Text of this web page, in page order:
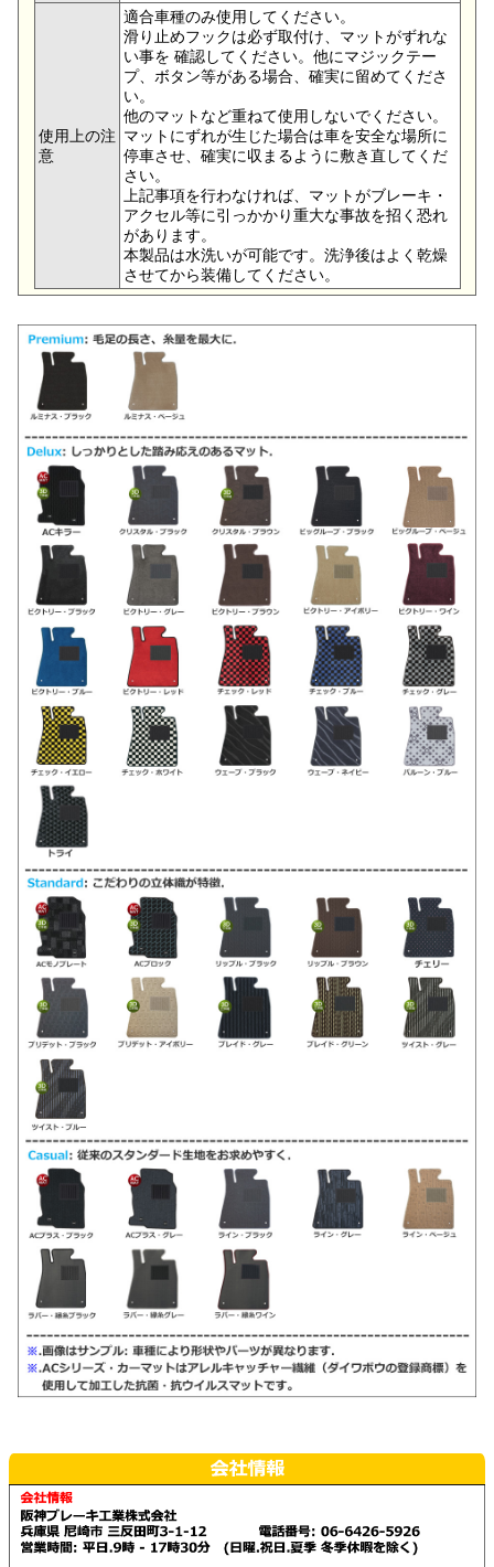
使用上の注
意
適合車種のみ使用してください。
滑り止めフックは必ず取付け、マットがずれな
い事を 確認してください。他にマジックテー
プ、ボタン等がある場合、確実に留めてくださ
い。
他のマットなど重ねて使用しないでください。
マットにずれが生じた場合は車を安全な場所に
停車させ、確実に収まるように敷き直してくだ
さい。
上記事項を行わなければ、マットがブレーキ・
アクセル等に引っかかり重大な事故を招く恐れ
があります。
本製品は水洗いが可能です。洗浄後はよく乾燥
させてから装備してください。